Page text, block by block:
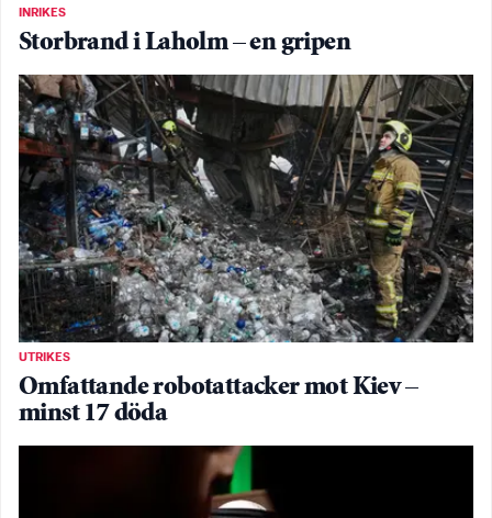
INRIKES
Storbrand i Laholm – en gripen
UTRIKES
Omfattande robotattacker mot Kiev –
minst 17 döda